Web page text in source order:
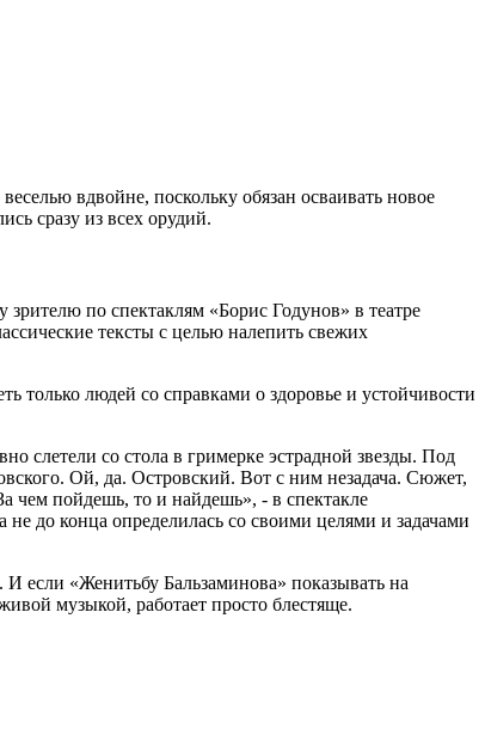
вдвойне, поскольку обязан осваивать новое
сразу из всех орудий.
по спектаклям «Борис Годунов» в театре
тексты с целью налепить свежих
только людей со справками о здоровье и устойчивости
слетели со стола в гримерке эстрадной звезды. Под
Ой, да. Островский. Вот с ним незадача. Сюжет,
чем пойдешь, то и найдешь», - в спектакле
до конца определилась со своими целями и задачами
если «Женитьбу Бальзаминова» показывать на
музыкой, работает просто блестяще.